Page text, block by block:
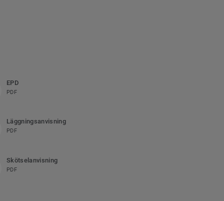
EPD
PDF
Läggningsanvisning
PDF
Skötselanvisning
PDF